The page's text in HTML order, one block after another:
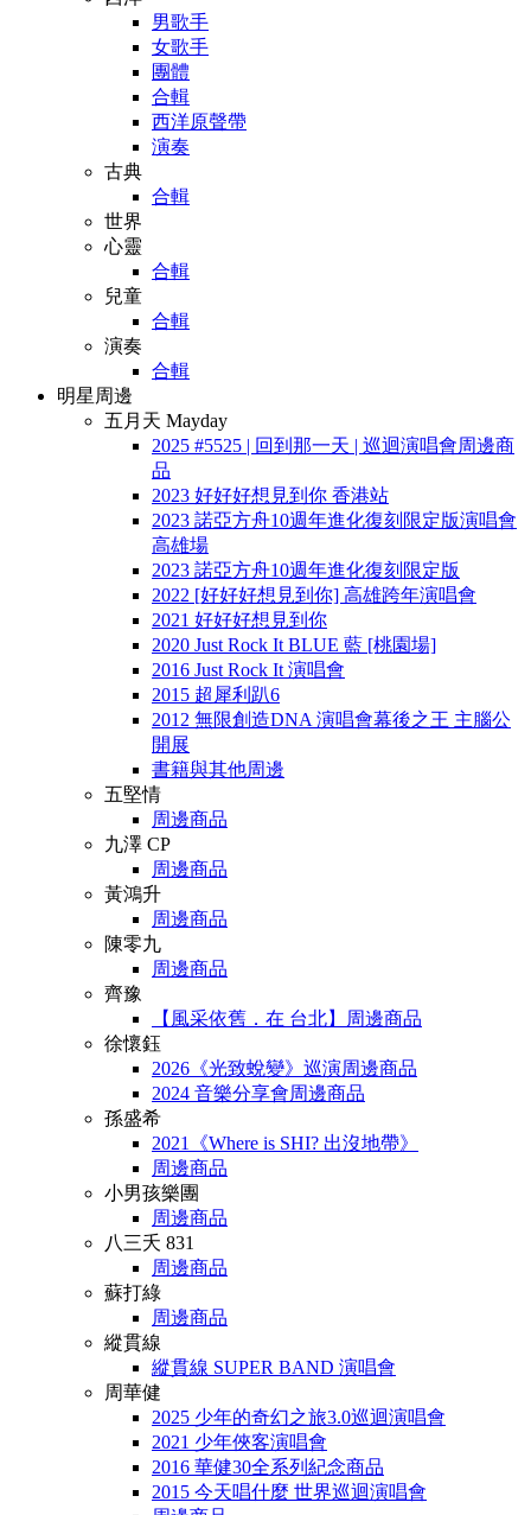
男歌手
女歌手
團體
合輯
西洋原聲帶
演奏
古典
合輯
世界
心靈
合輯
兒童
合輯
演奏
合輯
明星周邊
五月天 Mayday
2025 #5525 | 回到那一天 | 巡迴演唱會周邊商
品
2023 好好好想見到你 香港站
2023 諾亞方舟10週年進化復刻限定版演唱會
高雄場
2023 諾亞方舟10週年進化復刻限定版
2022 [好好好想見到你] 高雄跨年演唱會
2021 好好好想見到你
2020 Just Rock It BLUE 藍 [桃園場]
2016 Just Rock It 演唱會
2015 超犀利趴6
2012 無限創造DNA 演唱會幕後之王 主腦公
開展
書籍與其他周邊
五堅情
周邊商品
九澤 CP
周邊商品
黃鴻升
周邊商品
陳零九
周邊商品
齊豫
【風采依舊．在 台北】周邊商品
徐懷鈺
2026《光致蛻變》巡演周邊商品
2024 音樂分享會周邊商品
孫盛希
2021《Where is SHI? 出沒地帶》
周邊商品
小男孩樂團
周邊商品
八三夭 831
周邊商品
蘇打綠
周邊商品
縱貫線
縱貫線 SUPER BAND 演唱會
周華健
2025 少年的奇幻之旅3.0巡迴演唱會
2021 少年俠客演唱會
2016 華健30全系列紀念商品
2015 今天唱什麼 世界巡迴演唱會